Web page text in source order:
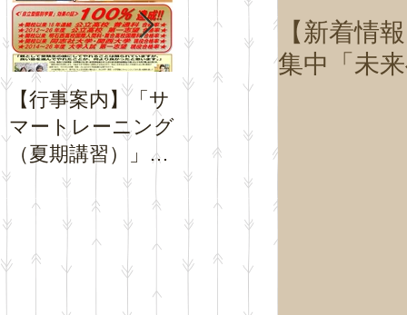
【行事案内】「サ
マートレーニング
（夏期講習）」の
お申込受付を開始
いたします。
み期間中の「通常
トレーニング」の
日程について
【新着情
集中「未